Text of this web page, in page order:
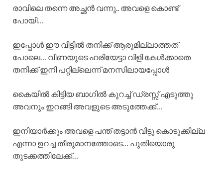
രാവിലെ തന്നെ അച്ഛൻ വന്നു.. അവളെ കൊണ്ട്
പോയി…
ഇപ്പോൾ ഈ വീട്ടിൽ തനിക്ക് ആരുമില്ലാത്തത്
പോലെ… വീണയുടെ ഹരിയേട്ടാ വിളി കേൾക്കാതെ
തനിക്ക് ഇനി പറ്റില്ലെന്ന് മനസിലായപ്പോൾ
കൈയിൽ കിട്ടിയ ബാഗിൽ കുറച്ച് ഡ്രസ്സ്‌ എടുത്തു
അവനും ഇറങ്ങി അവളുടെ അടുത്തേക്ക്…
ഇനിയാർക്കും അവളെ പന്ത് തട്ടാൻ വിട്ടു കൊടുക്കില്ല
എന്നാ ഉറച്ച തീരുമാനത്തോടെ… പുതിയൊരു
തുടക്കത്തിലേക്ക്…